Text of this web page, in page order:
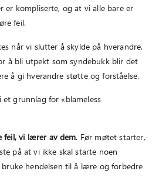
er kompliserte, og at vi alle bare er
feil.
når vi slutter å skylde på hverandre.
å bli utpekt som syndebukk blir det
å gi hverandre støtte og forståelse.
grunnlag for «blameless
feil, vi lærer av dem. Før møtet starter,
på at vi ikke skal starte noen
bruke hendelsen til å lære og forbedre